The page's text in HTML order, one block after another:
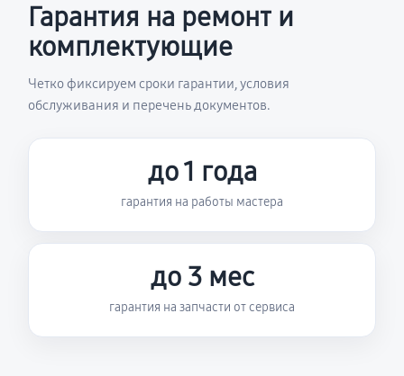
Гарантия на ремонт и
комплектующие
Четко фиксируем сроки гарантии, условия
обслуживания и перечень документов.
до 1 года
гарантия на работы мастера
до 3 мес
гарантия на запчасти от сервиса